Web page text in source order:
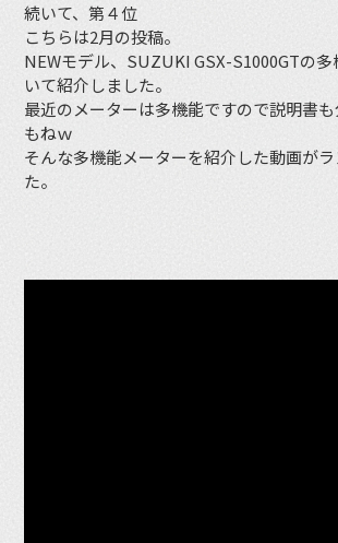
続いて、第４位
こちらは2月の投稿。
NEWモデル、SUZUKI GSX-S1000GTの
いて紹介しました。
最近のメーターは多機能ですので説明書
もねｗ
そんな多機能メーターを紹介した動画が
た。